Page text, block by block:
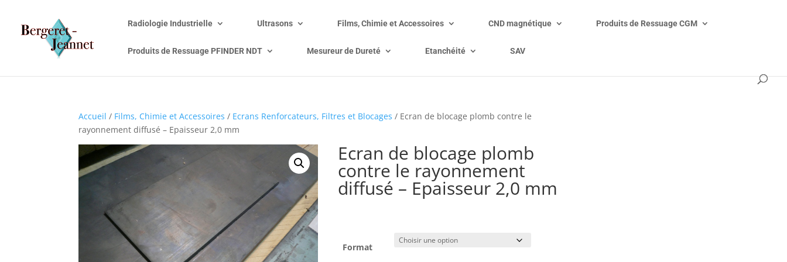
Radiologie Industrielle Ultrasons Films, Chimie et Accessoires CND magnétique Produits de Ressuage CGM
Produits de Ressuage PFINDER NDT Mesureur de Dureté Etanchéité SAV
Accueil / Films, Chimie et Accessoires / Ecrans Renforcateurs, Filtres et Blocages / Ecran de blocage plomb contre le
rayonnement diffusé – Epaisseur 2,0 mm
Ecran de blocage plomb
contre le rayonnement
diffusé – Epaisseur 2,0 mm
Format